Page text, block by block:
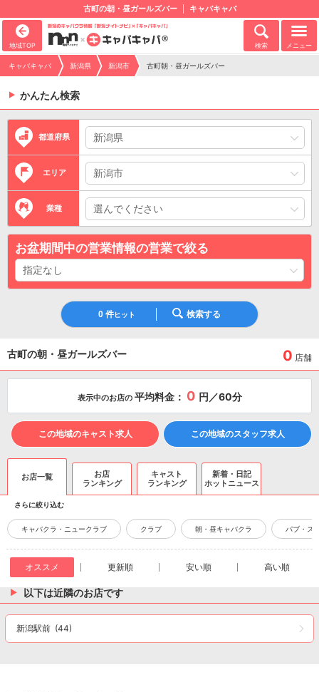
古町の朝・昼ガールズバー キャバキャバ
地域TOP 検索 メニュー
キャバキャバ 新潟県 新潟市 古町朝・昼ガールズバー
かんたん検索
都道府県
エリア
業種
お盆期間中の営業情報の営業で絞る
0 件ヒット 検索する
古町の朝・昼ガールズバー 0 店舗
表示中のお店の 平均料金： 0 円／60分
この地域のキャスト求人 この地域のスタッフ求人
お店一覧
お店
ランキング
キャスト
ランキング
新着・日記
ホットニュース
さらに絞り込む
キャバクラ・ニュークラブ クラブ 朝・昼キャバクラ パブ・ス
オススメ 更新順 安い順 高い順
以下は近隣のお店です
新潟駅前 (44)